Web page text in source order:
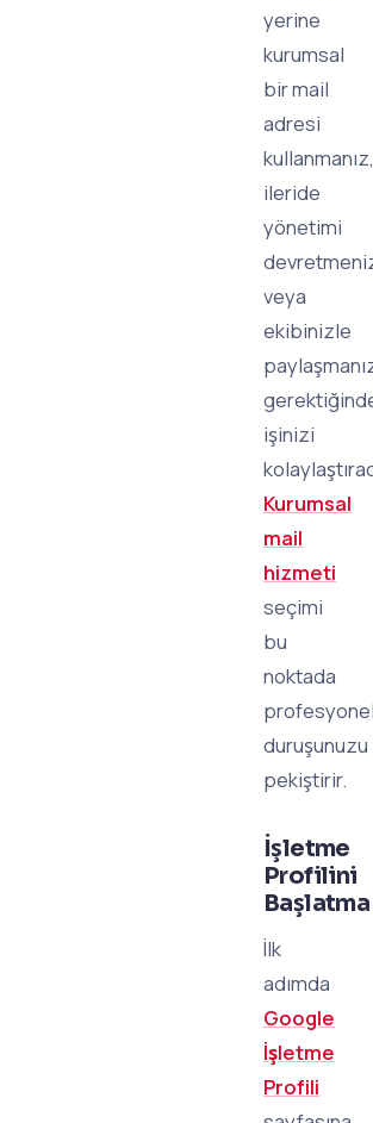
yerine
kurumsal
bir mail
adresi
kullanmanız,
ileride
yönetimi
veya
ekibinizle
işinizi
Kurumsal
mail
hizmeti
seçimi
bu
noktada
duruşunuzu
pekiştirir.
İşletme
Profilini
Başlatma
İlk
adımda
Google
İşletme
Profili